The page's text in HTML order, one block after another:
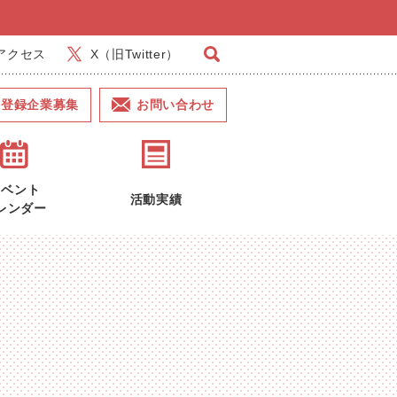
クセス X（旧Twitter）
登録企業募集 お問い合わせ
ント
ンダー
活動実績